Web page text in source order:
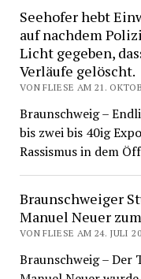
Seehofer hebt
auf nachdem
Licht gegeben,
Verläufe gelöscht.
VON FLIESE AM 21.
Braunschweig –
bis zwei bis 40ig
Rassismus in dem
Braunschweiger
Manuel Neuer
VON FLIESE AM 24. JULI
Braunschweig – Der